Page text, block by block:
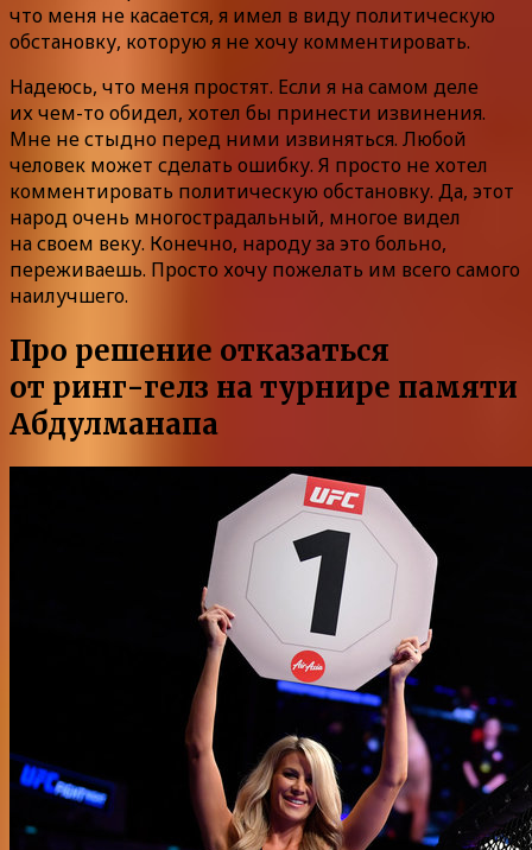
что меня не касается, я имел в виду политическую
обстановку, которую я не хочу комментировать.
Надеюсь, что меня простят. Если я на самом деле
их чем-то обидел, хотел бы принести извинения.
Мне не стыдно перед ними извиняться. Любой
человек может сделать ошибку. Я просто не хотел
комментировать политическую обстановку. Да, этот
народ очень многострадальный, многое видел
на своем веку. Конечно, народу за это больно,
переживаешь. Просто хочу пожелать им всего самого
наилучшего.
Про решение отказаться
от ринг-гелз на турнире памяти
Абдулманапа